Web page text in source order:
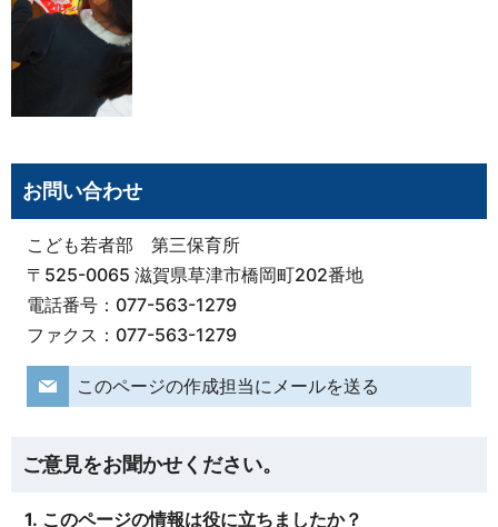
お問い合わせ
こども若者部 第三保育所
〒525-0065 滋賀県草津市橋岡町202番地
電話番号：077-563-1279
ファクス：077-563-1279
このページの作成担当にメールを送る
ご意見をお聞かせください。
1. このページの情報は役に立ちましたか？